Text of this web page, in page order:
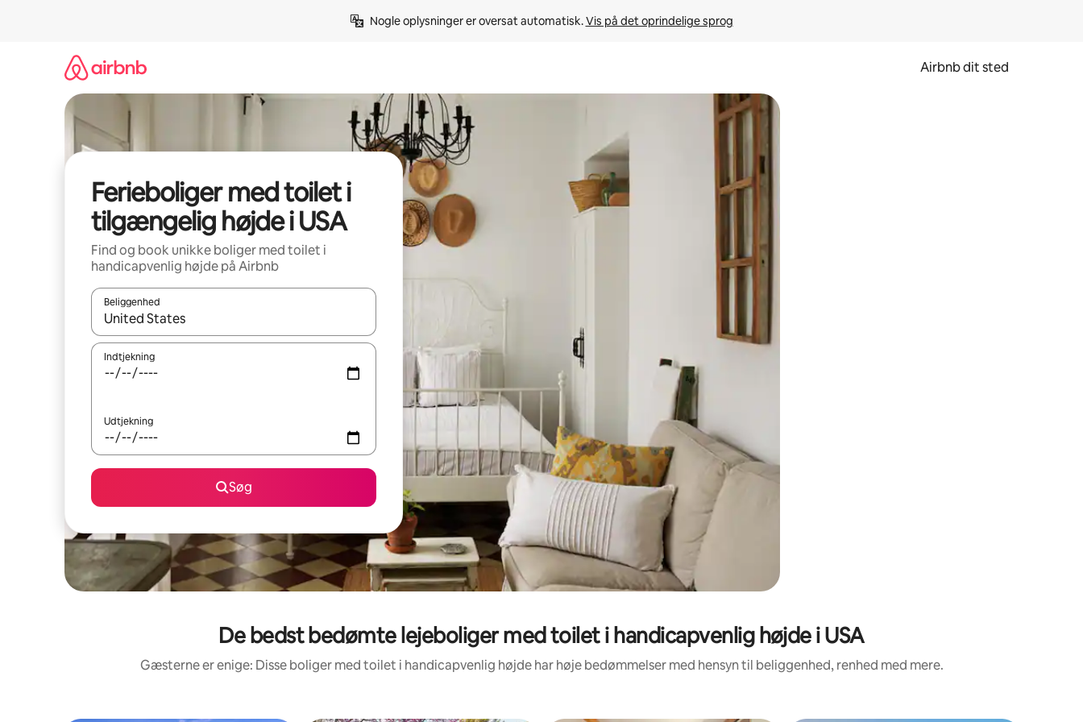
Nogle oplysninger er oversat automatisk. Vis på det oprindelige sprog
Airbnb dit sted
Ferieboliger med toilet i
tilgængelig højde i USA
Find og book unikke boliger med toilet i
handicapvenlig højde på Airbnb
Beliggenhed
Når resultaterne er tilgængelige, skal du navigere med piletasterne op og ned eller se mere ved at trykke eller stryge.
Indtjekning
Udtjekning
Søg
De bedst bedømte lejeboliger med toilet i handicapvenlig højde i USA
Gæsterne er enige: Disse boliger med toilet i handicapvenlig højde har høje bedømmelser med hensyn til beliggenhed, renhed med mere.